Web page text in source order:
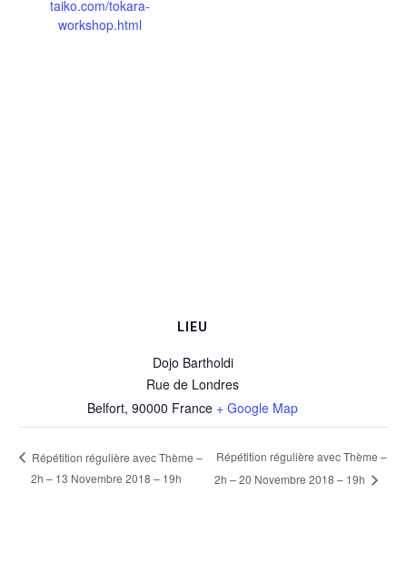
taiko.com/tokara-
workshop.html
LIEU
Dojo Bartholdi
Rue de Londres
Belfort, 90000 France + Google Map
Répétition régulière avec Thème –
2h – 13 Novembre 2018 – 19h
Répétition régulière avec Thème –
2h – 20 Novembre 2018 – 19h